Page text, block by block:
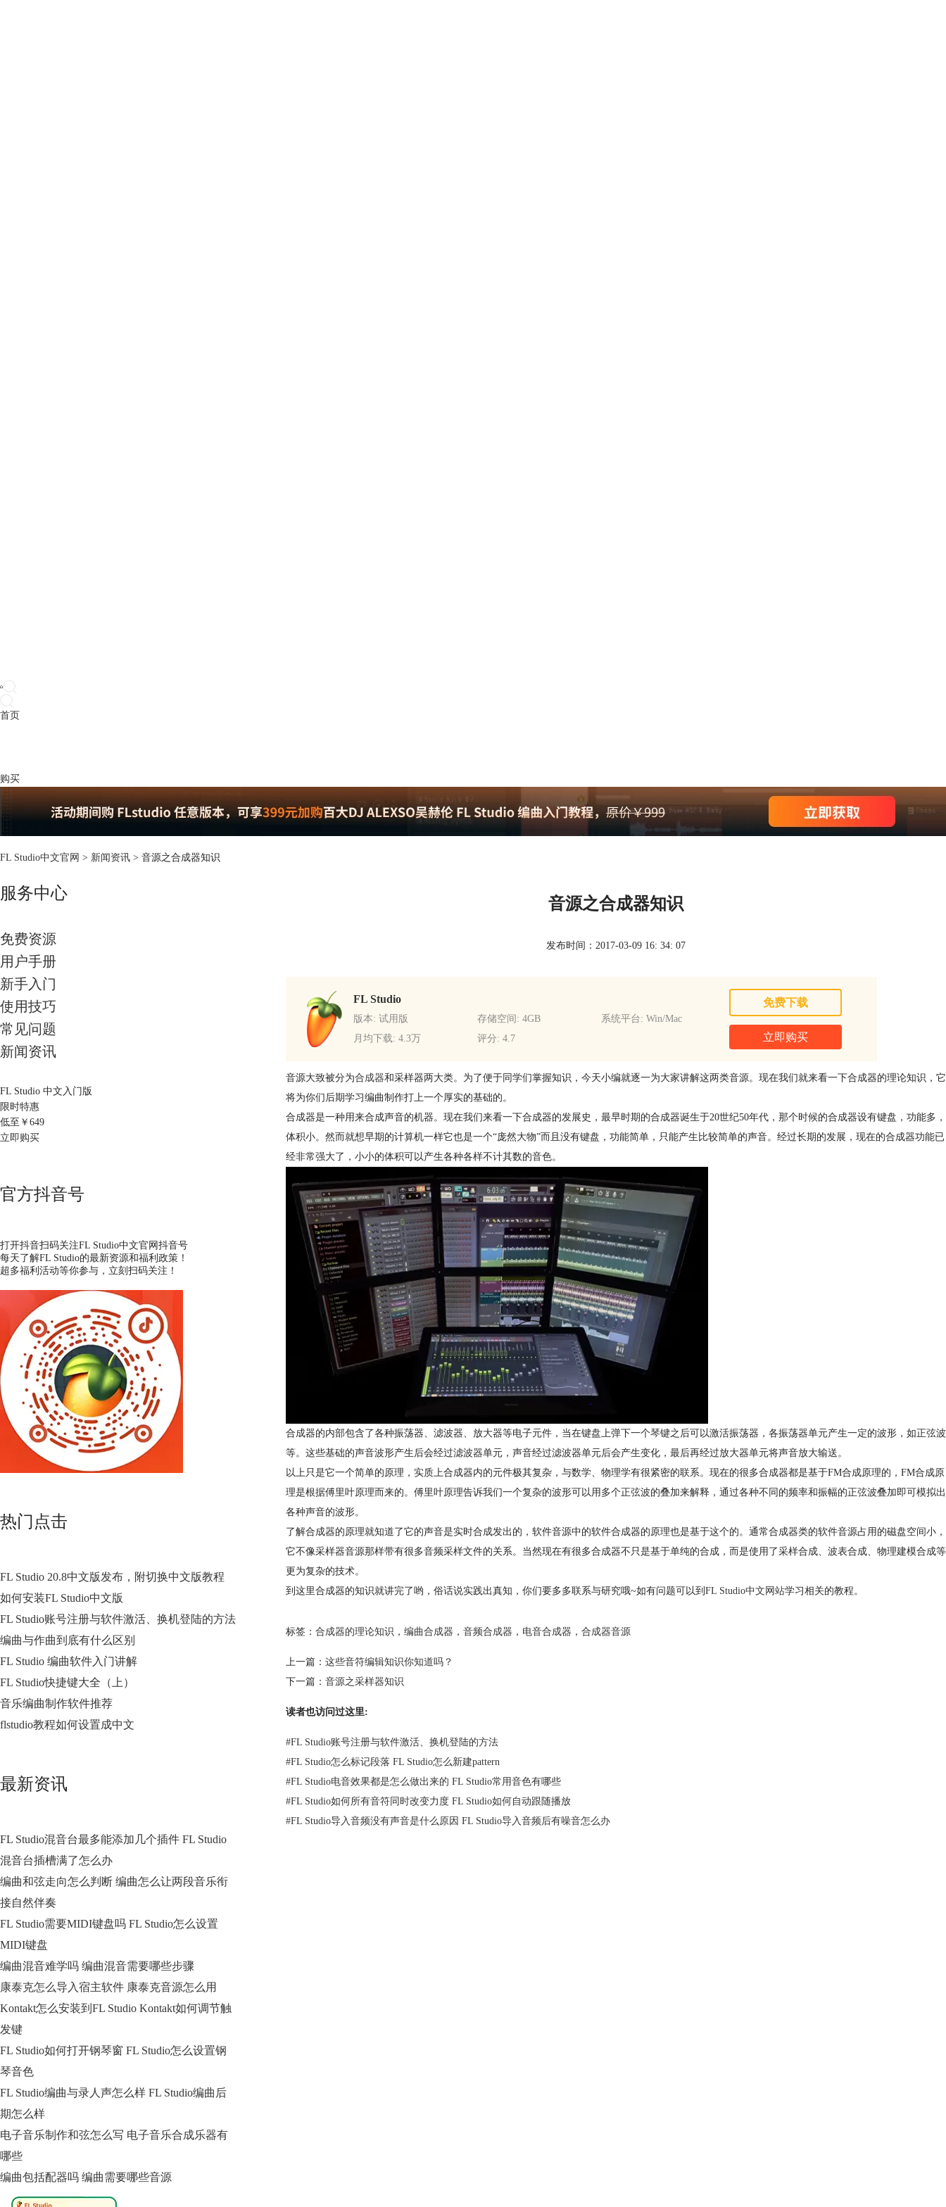
首页
购买
FL Studio中文官网 > 新闻资讯 > 音源之合成器知识
服务中心
免费资源
用户手册
新手入门
使用技巧
常见问题
新闻资讯
FL Studio 中文入门版
限时特惠
低至￥ 649
立即购买
官方抖音号
打开抖音扫码关注FL Studio中文官网抖音号
每天了解FL Studio的最新资源和福利政策！
超多福利活动等你参与，立刻扫码关注！
热门点击
FL Studio 20.8中文版发布，附切换中文版教程
如何安装FL Studio中文版
FL Studio账号注册与软件激活、换机登陆的方法
编曲与作曲到底有什么区别
FL Studio 编曲软件入门讲解
FL Studio快捷键大全（上）
音乐编曲制作软件推荐
flstudio教程如何设置成中文
最新资讯
FL Studio混音台最多能添加几个插件 FL Studio
混音台插槽满了怎么办
编曲和弦走向怎么判断 编曲怎么让两段音乐衔
接自然伴奏
FL Studio需要MIDI键盘吗 FL Studio怎么设置
MIDI键盘
编曲混音难学吗 编曲混音需要哪些步骤
康泰克怎么导入宿主软件 康泰克音源怎么用
Kontakt怎么安装到FL Studio Kontakt如何调节触
发键
FL Studio如何打开钢琴窗 FL Studio怎么设置钢
琴音色
FL Studio编曲与录人声怎么样 FL Studio编曲后
期怎么样
电子音乐制作和弦怎么写 电子音乐合成乐器有
哪些
编曲包括配器吗 编曲需要哪些音源
音源之合成器知识
发布时间：2017-03-09 16: 34: 07
FL Studio
版本: 试用版 存储空间: 4GB
系统平台: Win/Mac
月均下载: 4.3万
评分: 4.7
免费下载
立即购买
音源大致被分为合成器和采样器两大类。为了便于同学们掌握知识，今天小编就逐一为大家讲解这两类音源。现在我们就来看一下合成器的理论知识，它
将为你们后期学习编曲制作打上一个厚实的基础的。
合成器是一种用来合成声音的机器。现在我们来看一下合成器的发展史，最早时期的合成器诞生于20世纪50年代，那个时候的合成器设有键盘，功能多，
体积小。然而就想早期的计算机一样它也是一个“庞然大物”而且没有键盘，功能简单，只能产生比较简单的声音。经过长期的发展，现在的合成器功能已
经非常强大了，小小的体积可以产生各种各样不计其数的音色。
合成器的内部包含了各种振荡器、滤波器、放大器等电子元件，当在键盘上弹下一个琴键之后可以激活振荡器，各振荡器单元产生一定的波形，如正弦波
等。这些基础的声音波形产生后会经过滤波器单元，声音经过滤波器单元后会产生变化，最后再经过放大器单元将声音放大输送。
以上只是它一个简单的原理，实质上合成器内的元件极其复杂，与数学、物理学有很紧密的联系。现在的很多合成器都是基于FM合成原理的，FM合成原
理是根据傅里叶原理而来的。傅里叶原理告诉我们一个复杂的波形可以用多个正弦波的叠加来解释，通过各种不同的频率和振幅的正弦波叠加即可模拟出
各种声音的波形。
了解合成器的原理就知道了它的声音是实时合成发出的，软件音源中的软件合成器的原理也是基于这个的。通常合成器类的软件音源占用的磁盘空间小，
它不像采样器音源那样带有很多音频采样文件的关系。当然现在有很多合成器不只是基于单纯的合成，而是使用了采样合成、波表合成、物理建模合成等
更为复杂的技术。
到这里合成器的知识就讲完了哟，俗话说实践出真知，你们要多多联系与研究哦~如有问题可以到 FL Studio中文网站学习相关的教程。
标签： 合成器的理论知识 ， 编曲合成器 ， 音频合成器 ， 电音合成器 ， 合成器音源
上一篇： 这些音符编辑知识你知道吗？
下一篇： 音源之采样器知识
读者也访问过这里:
#FL Studio账号注册与软件激活、换机登陆的方法
#FL Studio怎么标记段落 FL Studio怎么新建pattern
#FL Studio电音效果都是怎么做出来的 FL Studio常用音色有哪些
#FL Studio如何所有音符同时改变力度 FL Studio如何自动跟随播放
#FL Studio导入音频没有声音是什么原因 FL Studio导入音频后有噪音怎么办